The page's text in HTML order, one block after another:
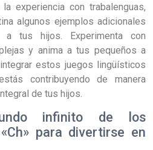
experiencia con trabalenguas,
algunos ejemplos adicionales
tus hijos. Experimenta con
y anima a tus pequeños a
estos juegos lingüísticos
contribuyendo de manera
de tus hijos.
infinito de los
para divertirse en